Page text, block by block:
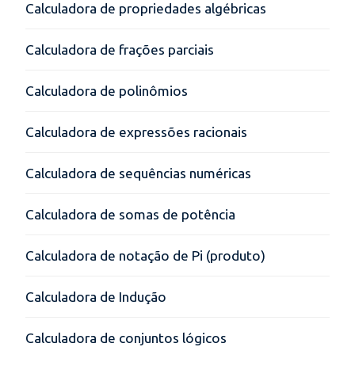
Calculadora de propriedades algébricas
Calculadora de frações parciais
Calculadora de polinômios
Calculadora de expressões racionais
Calculadora de sequências numéricas
Calculadora de somas de potência
Calculadora de notação de Pi (produto)
Calculadora de Indução
Calculadora de conjuntos lógicos